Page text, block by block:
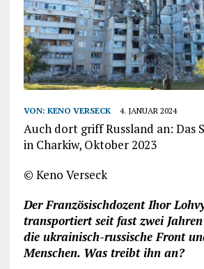
VON: KENO VERSECK 4. JANUAR 2024
Auch dort griff Russland an: Das
in Charkiw, Oktober 2023
© Keno Verseck
Der Französischdozent Ihor
transportiert seit fast zwei
die ukrainisch-russische Front
Menschen. Was treibt ihn an?